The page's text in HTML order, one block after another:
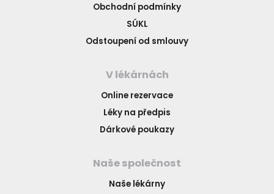
Obchodní podmínky
SÚKL
Odstoupení od smlouvy
V lékárnách
Online rezervace
Léky na předpis
Dárkové poukazy
Naše společnost
Naše lékárny